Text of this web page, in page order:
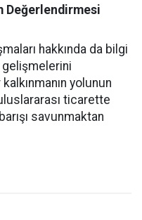
Değerlendirmesi
hakkında da bilgi
gelişmelerini
yolunun
ticarette
savunmaktan